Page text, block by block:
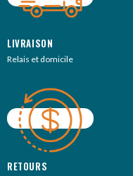
LIVRAISON
Relais et domicile
RETOURS